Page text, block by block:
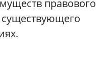
правового
существующего